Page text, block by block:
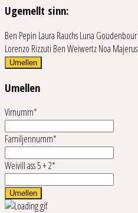
Ugemellt sinn:
Ben Pepin Laura RauchsLuna Goudenbour
Lorenzo Rizzuti Ben WeiwertzNoa Majerus
Umellen
Umellen
Virnumm*
Familjennumm*
Weivill ass 5 + 2*